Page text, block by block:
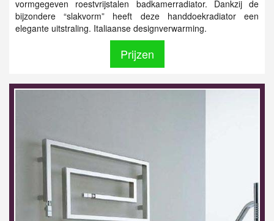
vormgegeven roestvrijstalen badkamerradiator. Dankzij de
bijzondere “slakvorm” heeft deze handdoekradiator een
elegante uitstraling. Italiaanse designverwarming.
Prijzen